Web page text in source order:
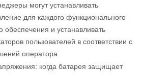
могут устанавливать
для каждого функционального
обеспечения и устанавливать
пользователей в соответствии с
оператора.
когда батарея защищает